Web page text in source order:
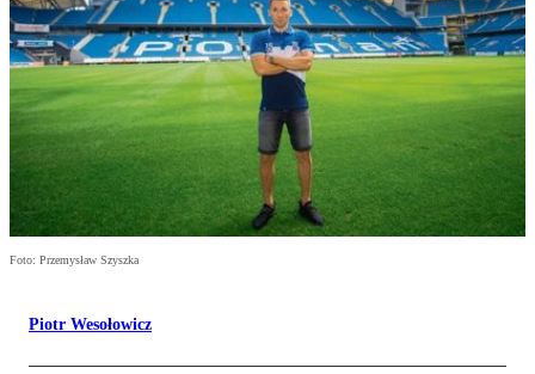
Foto: Przemysław Szyszka
Piotr Wesołowicz